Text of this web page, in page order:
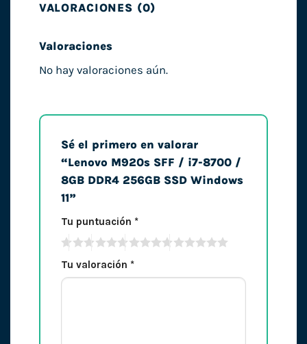
VALORACIONES (0)
Valoraciones
No hay valoraciones aún.
Sé el primero en valorar
“Lenovo M920s SFF / i7-8700 /
8GB DDR4 256GB SSD Windows
11”
Tu puntuación *
Tu valoración *